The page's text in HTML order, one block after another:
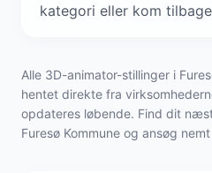
kategori eller kom
Alle 3D-animator-stillinger i
hentet direkte fra
opdateres løbende. Find dit
Furesø Kommune og ansøg